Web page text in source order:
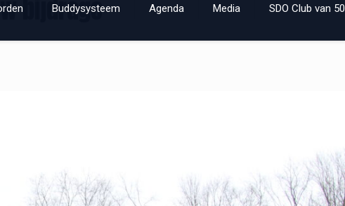
Buddysysteem Agenda Media SDO Club van 50
bijdrage